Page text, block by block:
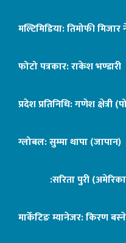
मल्टिमिडिया: तिमोफी मिजार
फोटो पत्रकार: राकेश भण्डारी
प्रदेश प्रतिनिधि: गणेश क्षेत्री
ग्लोबल: सुम्मा थापा (जापान)
:सरिता पुरी
मार्केटिङ म्यानेजर: किरण